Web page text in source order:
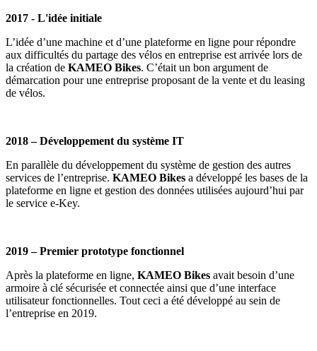
2017 - L'idée initiale
L’idée d’une machine et d’une plateforme en ligne pour répondre
aux difficultés du partage des vélos en entreprise est arrivée lors de
la création de KAMEO Bikes. C’était un bon argument de
démarcation pour une entreprise proposant de la vente et du leasing
de vélos.
2018 – Développement du système IT
En parallèle du développement du système de gestion des autres
services de l’entreprise. KAMEO Bikes a développé les bases de la
plateforme en ligne et gestion des données utilisées aujourd’hui par
le service e-Key.
2019 – Premier prototype fonctionnel
Après la plateforme en ligne, KAMEO Bikes avait besoin d’une
armoire à clé sécurisée et connectée ainsi que d’une interface
utilisateur fonctionnelles. Tout ceci a été développé au sein de
l’entreprise en 2019.